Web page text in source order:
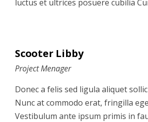
luctus et ultrices posuere cubilia
Scooter Libby
Project Menager
Donec a felis sed ligula aliquet
Nunc at commodo erat, fringilla
Vestibulum ante ipsum primis in